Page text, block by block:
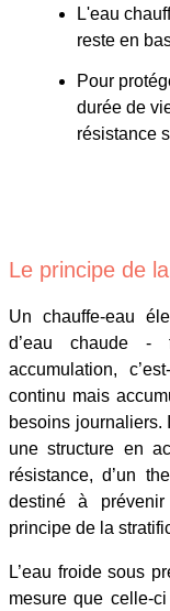
L'eau
reste en
Pour
durée de
résistance
Le principe de
Un chauffe-eau
d’eau chaude -
accumulation,
continu mais
besoins journaliers.
une structure en
résistance, d’un
destiné à
principe de la
L’eau froide sous
mesure que celle-